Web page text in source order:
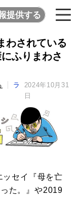
提供する
わされている
ふりまわさ
ラ
2024年10月31
日
セイ『母を亡
た。』や2019